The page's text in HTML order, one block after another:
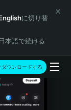
に切り替
日本語で続ける
ダウンロードする